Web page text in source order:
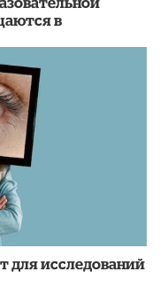
в
для исследований